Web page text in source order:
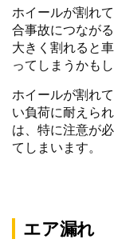
ホイールが割れ
合事故につなが
大きく割れると
ってしまうかもし
ホイールが割れ
い負荷に耐えら
は、特に注意が
てしまいます。
エア漏れ